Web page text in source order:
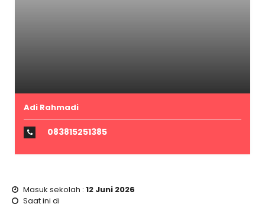
Adi Rahmadi
083815251385
Masuk sekolah : 12 Juni 2026
Saat ini di